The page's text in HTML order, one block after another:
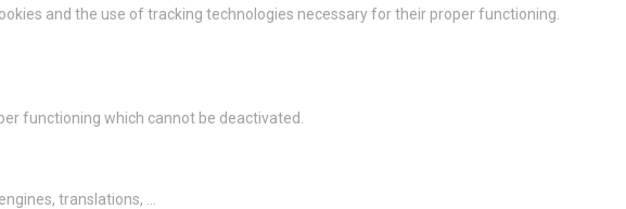
and the use of tracking technologies necessary for their proper functioning.
functioning which cannot be deactivated.
translations, ...